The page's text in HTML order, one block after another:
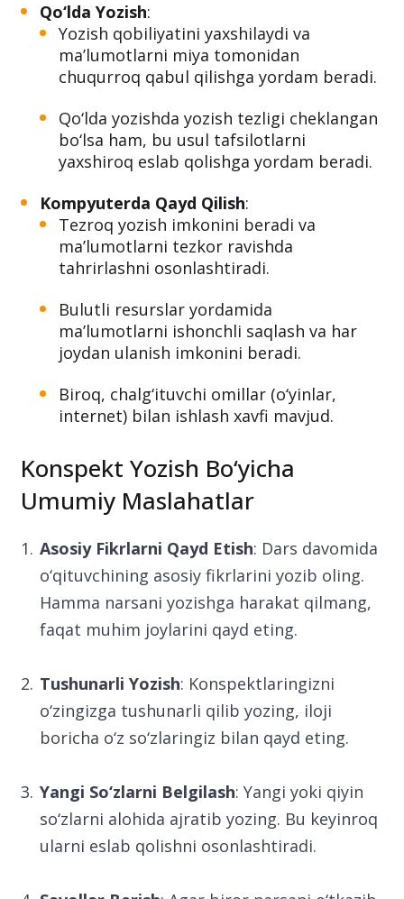
Qo‘lda Yozish:
Yozish qobiliyatini yaxshilaydi va
ma’lumotlarni miya tomonidan
chuqurroq qabul qilishga yordam beradi.
Qo‘lda yozishda yozish tezligi cheklangan
bo‘lsa ham, bu usul tafsilotlarni
yaxshiroq eslab qolishga yordam beradi.
Kompyuterda Qayd Qilish:
Tezroq yozish imkonini beradi va
ma’lumotlarni tezkor ravishda
tahrirlashni osonlashtiradi.
Bulutli resurslar yordamida
ma’lumotlarni ishonchli saqlash va har
joydan ulanish imkonini beradi.
Biroq, chalg‘ituvchi omillar (o‘yinlar,
internet) bilan ishlash xavfi mavjud.
Konspekt Yozish Bo‘yicha
Umumiy Maslahatlar
Asosiy Fikrlarni Qayd Etish: Dars davomida
o‘qituvchining asosiy fikrlarini yozib oling.
Hamma narsani yozishga harakat qilmang,
faqat muhim joylarini qayd eting.
Tushunarli Yozish: Konspektlaringizni
o‘zingizga tushunarli qilib yozing, iloji
boricha o‘z so‘zlaringiz bilan qayd eting.
Yangi So‘zlarni Belgilash: Yangi yoki qiyin
so‘zlarni alohida ajratib yozing. Bu keyinroq
ularni eslab qolishni osonlashtiradi.